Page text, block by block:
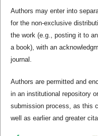
Authors may enter into
for the non-exclusive
the work (e.g., posting it to
a book), with an
journal.
Authors are permitted and
in an institutional repository
submission process, as this
well as earlier and greater